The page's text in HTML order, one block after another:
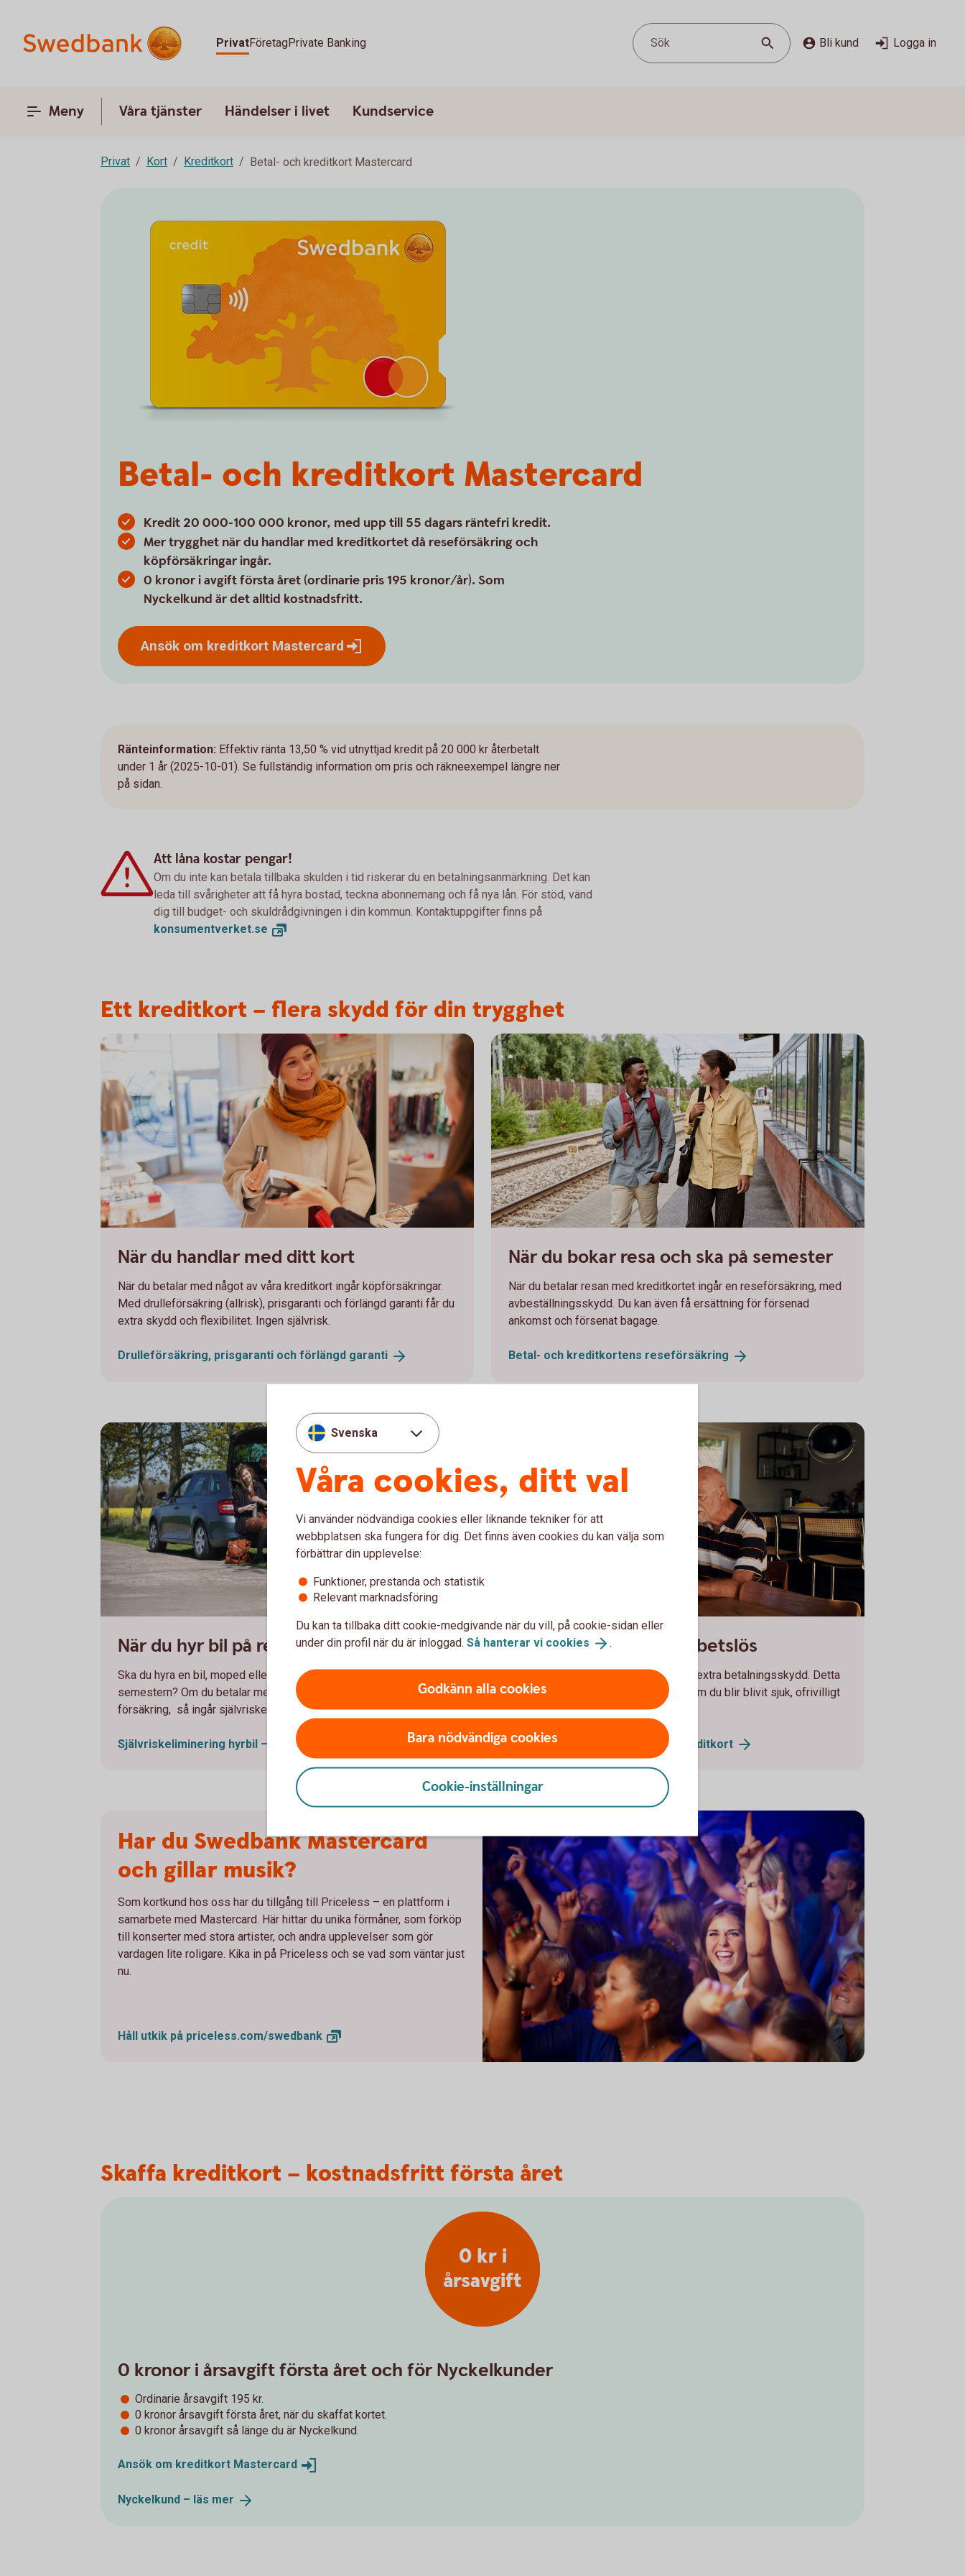
PrivatFöretagPrivate Banking Sök Bli kund Logga in
Meny Våra tjänster Händelser i livet Kundservice
Privat Kort Kreditkort Betal- och kreditkort Mastercard
Betal- och kreditkort Mastercard
Kredit 20 000-100 000 kronor, med upp till 55 dagars räntefri kredit.
Mer trygghet när du handlar med kreditkortet då reseförsäkring och
köpförsäkringar ingår.
0 kronor i avgift första året (ordinarie pris 195 kronor/år). Som
Nyckelkund är det alltid kostnadsfritt.
Ansök om kreditkort Mastercard
Ränteinformation: Effektiv ränta 13,50 % vid utnyttjad kredit på 20 000 kr återbetalt
under 1 år (2025-10-01). Se fullständig information om pris och räkneexempel längre ner
på sidan.
Att låna kostar pengar!
Om du inte kan betala tillbaka skulden i tid riskerar du en betalningsanmärkning. Det kan
leda till svårigheter att få hyra bostad, teckna abonnemang och få nya lån. För stöd, vänd
dig till budget- och skuldrådgivningen i din kommun. Kontaktuppgifter finns på
konsumentverket.se
Ett kreditkort – flera skydd för din trygghet
När du handlar med ditt kort
När du betalar med något av våra kreditkort ingår köpförsäkringar.
Med drulleförsäkring (allrisk), prisgaranti och förlängd garanti får du
extra skydd och flexibilitet. Ingen självrisk.
Drulleförsäkring, prisgaranti och förlängd garanti
När du bokar resa och ska på semester
När du betalar resan med kreditkortet ingår en reseförsäkring, med
avbeställningsskydd. Du kan även få ersättning för försenad
ankomst och försenat bagage.
Betal- och kreditkortens reseförsäkring
När du hyr bil på resan
Ska du hyra en bil, moped eller vespa under resan eller på
semestern? Om du betalar med kreditkort, och tecknar en
försäkring, så ingår självriskeliminering upp till 30 000 kronor.
Självriskeliminering hyrbil – villkor
Two persons working together on a laptop
Om du blir sjuk eller arbetslös
Med våra kreditkort kan du teckna ett extra betalningsskydd. Detta
gör att du kan få hjälp med räkningar om du blir blivit sjuk, ofrivilligt
arbetslös och vid allvarlig sjukdom.
Betalningsskydd för betal- och kreditkort
Har du Swedbank Mastercard
och gillar musik?
Som kortkund hos oss har du tillgång till Priceless – en plattform i
samarbete med Mastercard. Här hittar du unika förmåner, som förköp
till konserter med stora artister, och andra upplevelser som gör
vardagen lite roligare. Kika in på Priceless och se vad som väntar just
nu.
Håll utkik på priceless.com/swedbank
Skaffa kreditkort – kostnadsfritt första året
0 kr i
årsavgift
0 kronor i årsavgift första året och för Nyckelkunder
Ordinarie årsavgift 195 kr.
0 kronor årsavgift första året, när du skaffat kortet.
0 kronor årsavgift så länge du är Nyckelkund.
Ansök om kreditkort Mastercard
Nyckelkund – läs mer
Svenska
Våra cookies, ditt val
Vi använder nödvändiga cookies eller liknande tekniker för att
webbplatsen ska fungera för dig. Det finns även cookies du kan välja som
förbättrar din upplevelse:
Funktioner, prestanda och statistik
Relevant marknadsföring
Du kan ta tillbaka ditt cookie-medgivande när du vill, på cookie-sidan eller
under din profil när du är inloggad. Så hanterar vi cookies .
Godkänn alla cookies
Bara nödvändiga cookies
Cookie-inställningar